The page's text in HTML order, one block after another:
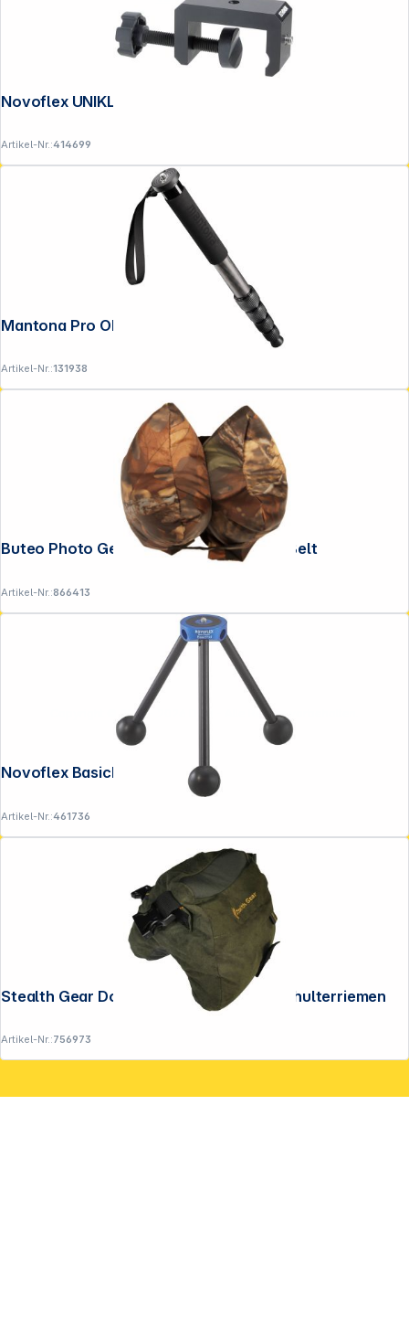
Novoflex UNIKLEM 42
Artikel-Nr.:414699
Mantona Pro ONE 165C Einbeinstativ
Artikel-Nr.:131938
Buteo Photo Gear Bean Bag 2 Saddle & Belt
Artikel-Nr.:866413
Novoflex BasicPod blau
Artikel-Nr.:461736
Stealth Gear Doppel-Bohnensack mit Schulterriemen
Artikel-Nr.:756973
Copyright © 2001 - 2026 DGH - Alle Rechte vorbehalten.